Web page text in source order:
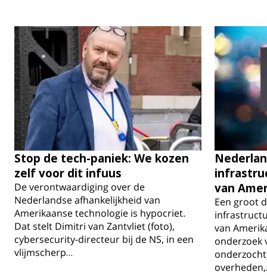
Stop de tech-paniek: We kozen
zelf voor dit infuus
De verontwaardiging over de
Nederlandse afhankelijkheid van
Amerikaanse technologie is hypocriet.
Dat stelt Dimitri van Zantvliet (foto),
cybersecurity-directeur bij de NS, in een
vlijmscherp…
van
Een groot
van
onderzoek